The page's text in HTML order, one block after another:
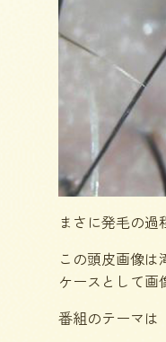
まさに発毛の過
この頭皮画像
ケースとして画
番組のテーマは